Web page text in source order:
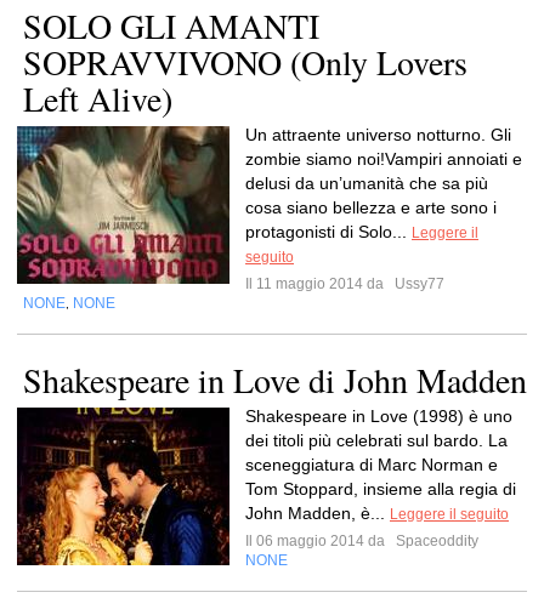
SOLO GLI AMANTI
SOPRAVVIVONO (Only Lovers
Left Alive)
Un attraente universo notturno. Gli
zombie siamo noi!Vampiri annoiati e
delusi da un’umanità che sa più
cosa siano bellezza e arte sono i
protagonisti di Solo...
Leggere il
seguito
Il 11 maggio 2014 da
Ussy77
NONE NONE
Shakespeare in Love di John Madden
Shakespeare in Love (1998) è uno
dei titoli più celebrati sul bardo. La
sceneggiatura di Marc Norman e
Tom Stoppard, insieme alla regia di
John Madden, è...
Leggere il seguito
Il 06 maggio 2014 da
Spaceoddity
NONE